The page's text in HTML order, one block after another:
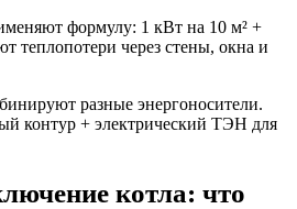
формулу: 1 кВт на 10 м² +
теплопотери через стены, окна и
разные энергоносители.
контур + электрический ТЭН для
котла: что